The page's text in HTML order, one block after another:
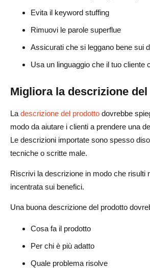
Evita il keyword stuffing
Rimuovi le parole superflue
Assicurati che si leggano bene sui
Usa un linguaggio che il tuo cliente
Migliora la descrizione
La descrizione del prodotto dovrebbe
modo da aiutare i clienti a prendere una
Le descrizioni importate sono spesso
tecniche o scritte male.
Riscrivi la descrizione in modo che risulti
incentrata sui benefici.
Una buona descrizione del prodotto
Cosa fa il prodotto
Per chi è più adatto
Quale problema risolve